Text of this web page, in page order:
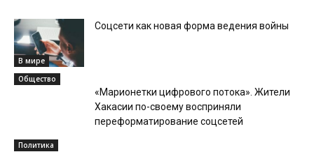
В мире
Соцсети как новая форма ведения войны
Общество
«Марионетки цифрового потока». Жители
Хакасии по-своему восприняли
переформатирование соцсетей
Политика